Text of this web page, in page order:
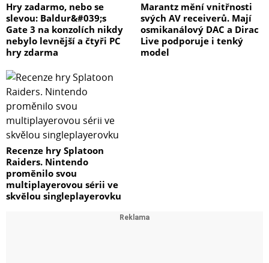
Hry zadarmo, nebo se
slevou: Baldur&#039;s
Gate 3 na konzolích nikdy
nebylo levnější a čtyři PC
hry zdarma
Marantz mění vnitřnosti
svých AV receiverů. Mají
osmikanálový DAC a Dirac
Live podporuje i tenký
model
Recenze hry Splatoon
Raiders. Nintendo
proměnilo svou
multiplayerovou sérii ve
skvělou singleplayerovku